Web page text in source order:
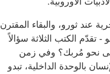
عند ثورو، والبقاء المقترن
تقدّم الكتب الثلاثة سؤالاً
على نحو مُربك؟ وفي زمن
بالوحدة الداخلية، تبدو